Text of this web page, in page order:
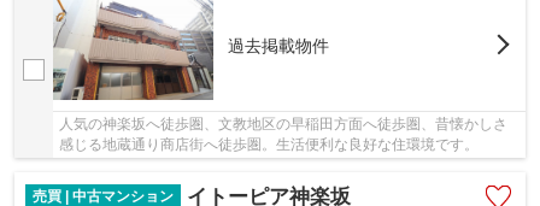
過去掲載物件
人気の神楽坂へ徒歩圏、文教地区の早稲田方面へ徒歩圏、昔懐かしさ
感じる地蔵通り商店街へ徒歩圏。生活便利な良好な住環境です。
売買 | 中古マンション イトーピア神楽坂